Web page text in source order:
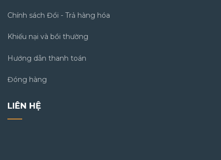
Chính sách Đổi - Trả hàng hóa
Khiếu nại và bồi thường
Hướng dẫn thanh toán
Đóng hàng
LIÊN HỆ